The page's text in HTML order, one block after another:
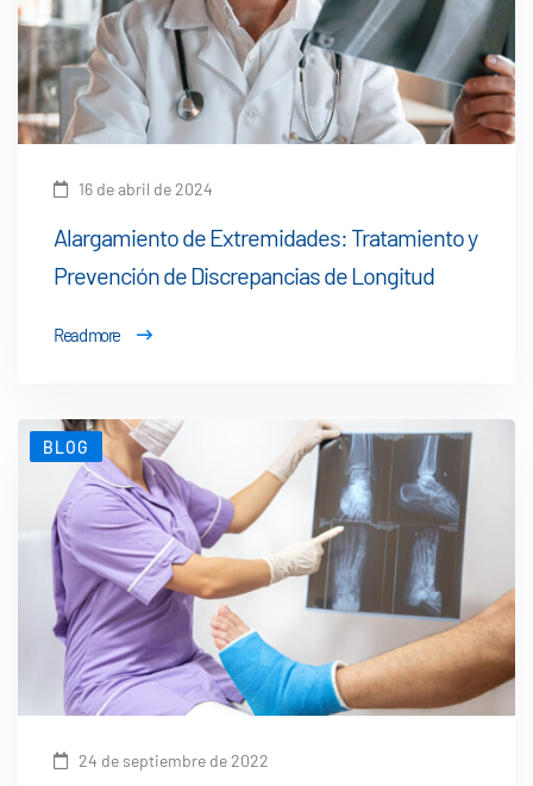
16 de abril de 2024
Alargamiento de Extremidades: Tratamiento y
Prevención de Discrepancias de Longitud
Read more
BLOG
24 de septiembre de 2022